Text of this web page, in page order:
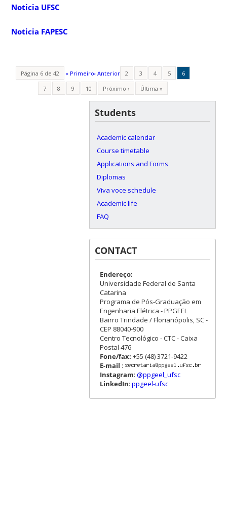
Noticia UFSC
Noticia FAPESC
Página 6 de 42 « Primeiro‹ Anterior 2 3 4 5
6
7
8 9 10 Próximo › Última »
Students
Academic calendar
Course timetable
Applications and Forms
Diplomas
Viva voce schedule
Academic life
FAQ
CONTACT
Endereço:
Universidade Federal de Santa
Catarina
Programa de Pós-Graduação em
Engenharia Elétrica - PPGEEL
Bairro Trindade / Florianópolis, SC -
CEP 88040-900
Centro Tecnológico - CTC - Caixa
Postal 476
Fone/fax: +55 (48) 3721-9422
E-mail :
Instagram: @ppgeel_ufsc
LinkedIn: ppgeel-ufsc